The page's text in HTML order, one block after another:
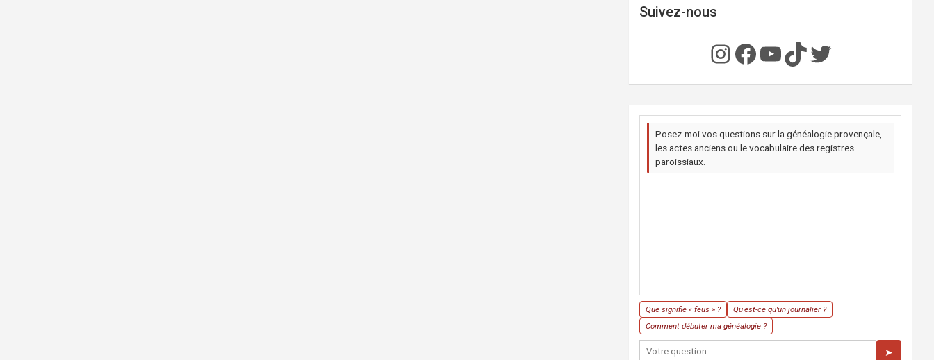
Suivez-nous
Instagram
Facebook
YouTube
TikTok
Twitter
Posez-moi vos questions sur la généalogie provençale,
les actes anciens ou le vocabulaire des registres
paroissiaux.
Que signifie « feus » ?
Qu'est-ce qu'un journalier ?
Comment débuter ma généalogie ?
➤